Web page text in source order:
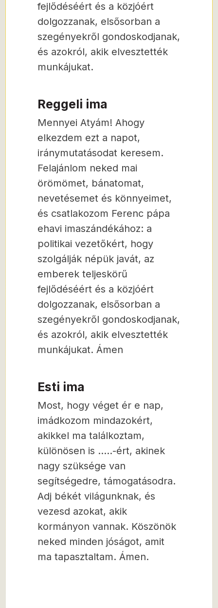
fejlődéséért és a közjóért
dolgozzanak, elsősorban a
szegényekről gondoskodjanak,
és azokról, akik elvesztették
munkájukat.
Reggeli ima
Mennyei Atyám! Ahogy
elkezdem ezt a napot,
iránymutatásodat keresem.
Felajánlom neked mai
örömömet, bánatomat,
nevetésemet és könnyeimet,
és csatlakozom Ferenc pápa
ehavi imaszándékához: a
politikai vezetőkért, hogy
szolgálják népük javát, az
emberek teljeskörű
fejlődéséért és a közjóért
dolgozzanak, elsősorban a
szegényekről gondoskodjanak,
és azokról, akik elvesztették
munkájukat. Ámen
Esti ima
Most, hogy véget ér e nap,
imádkozom mindazokért,
akikkel ma találkoztam,
különösen is …..-ért, akinek
nagy szüksége van
segítségedre, támogatásodra.
Adj békét világunknak, és
vezesd azokat, akik
kormányon vannak. Köszönök
neked minden jóságot, amit
ma tapasztaltam. Ámen.